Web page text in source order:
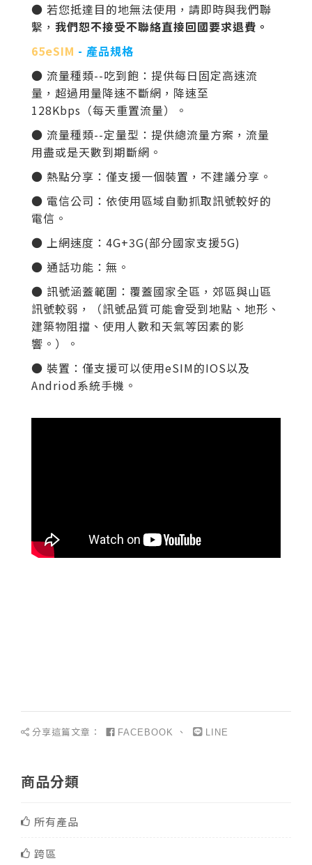
● 若您抵達目的地無法使用，請即時與我們聯
繫， 我們恕不接受不聯絡直接回國要求退費。
65eSIM - 產品規格
● 流量種類--吃到飽：提供每日固定高速流
量，超過用量降速不斷網，降速至
128Kbps（每天重置流量）。
● 流量種類--定量型：提供總流量方案，流量
用盡或是天數到期斷網。
● 熱點分享：僅支援一個裝置，不建議分享。
● 電信公司：依使用區域自動抓取訊號較好的
電信。
● 上網速度： 4G+3G(部分國家支援5G)
● 通話功能：無。
● 訊號涵蓋範圍：覆蓋國家全區 ，郊區與山區
訊號較弱，（訊號品質可能會受到地點、地形、
建築物阻擋、使用人數和天氣等因素的影
響。）。
● 裝置：僅支援可以使用eSIM的IOS以及
Andriod系統手機。
分享這篇文章： FACEBOOK 、 LINE
商品分類
所有產品
跨區